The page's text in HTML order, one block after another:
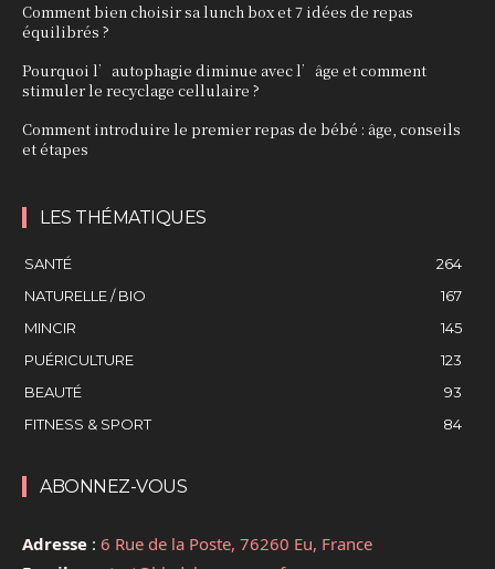
Comment bien choisir sa lunch box et 7 idées de repas
équilibrés ?
Pourquoi l’autophagie diminue avec l’âge et comment
stimuler le recyclage cellulaire ?
Comment introduire le premier repas de bébé : âge, conseils
et étapes
LES THÉMATIQUES
SANTÉ
264
NATURELLE / BIO
167
MINCIR
145
PUÉRICULTURE
123
BEAUTÉ
93
FITNESS & SPORT
84
ABONNEZ-VOUS
Adresse : 6 Rue de la Poste, 76260 Eu, France